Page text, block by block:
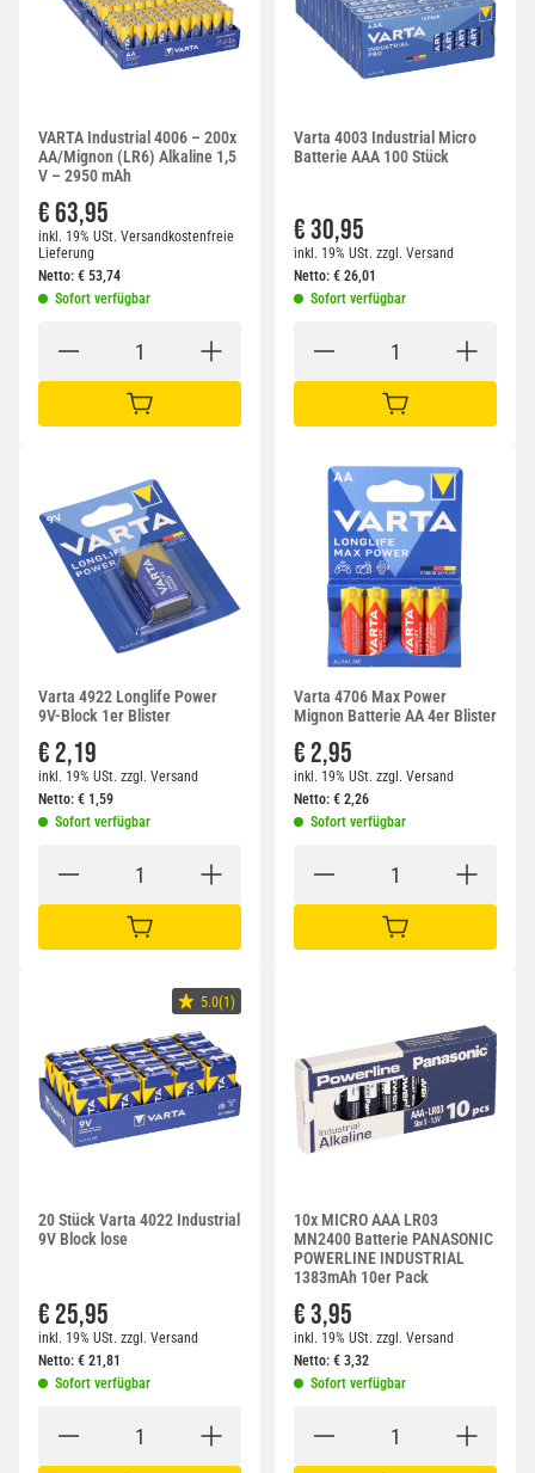
VARTA Industrial 4006 – 200x
AA/Mignon (LR6) Alkaline 1,5
V – 2950 mAh
€ 63,95
inkl. 19% USt. Versandkostenfreie
Lieferung
Netto: € 53,74
Sofort verfügbar
IN DEN WARENKORB
Varta 4003 Industrial Micro
Batterie AAA 100 Stück
€ 30,95
inkl. 19% USt. zzgl. Versand
Netto: € 26,01
Sofort verfügbar
IN DEN WARENKORB
Varta 4922 Longlife Power
9V-Block 1er Blister
€ 2,19
inkl. 19% USt. zzgl. Versand
Netto: € 1,59
Sofort verfügbar
IN DEN WARENKORB
Varta 4706 Max Power
Mignon Batterie AA 4er Blister
€ 2,95
inkl. 19% USt. zzgl. Versand
Netto: € 2,26
Sofort verfügbar
IN DEN WARENKORB
5.0(1)
20 Stück Varta 4022 Industrial
9V Block lose
€ 25,95
inkl. 19% USt. zzgl. Versand
Netto: € 21,81
Sofort verfügbar
10x MICRO AAA LR03
MN2400 Batterie PANASONIC
POWERLINE INDUSTRIAL
1383mAh 10er Pack
€ 3,95
inkl. 19% USt. zzgl. Versand
Netto: € 3,32
Sofort verfügbar